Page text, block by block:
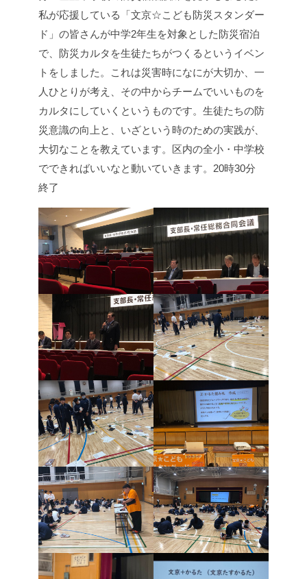
私が応援している「文京☆こども防災スタンダー
ド」の皆さんが中学2年生を対象とした防災宿泊
で、防災カルタを生徒たちがつくるというイベン
トをしました。これは災害時になにが大切か、一
人ひとりが考え、その中からチームでいいものを
カルタにしていくというものです。生徒たちの防
災意識の向上と、いざという時のための実践が、
大切なことを教えています。区内の全小・中学校
でできればいいなと動いていきます。 20時30分
終了